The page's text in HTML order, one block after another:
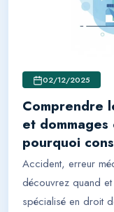
02/12/2025
Comprendre
et
pourquoi
Accident, erreur
découvrez quand
spécialisé en droit